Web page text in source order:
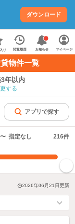
ダウンロード
り 閲覧履歴 お知らせ マイページ
物件一覧
年以内
する
アプリで探す
〜 指定なし 216件
2026年06月21日更新